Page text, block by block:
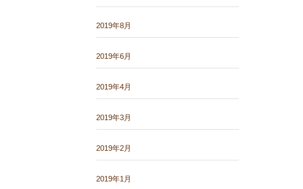
2019年8月
2019年6月
2019年4月
2019年3月
2019年2月
2019年1月